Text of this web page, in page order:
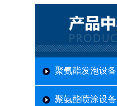
聚氨酯发泡设备
聚氨酯喷涂设备